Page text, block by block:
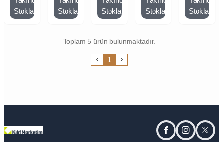
Deri
Kılıf
Stoklarda
Deri
Kılıf
Stoklarda
Deri
Kılıf
Stoklarda
Deri
Kılıf
Stoklarda
Deri
Kılıf
Stoklarda
Toplam 5 ürün bulunmaktadır.
1
facebookinstagram